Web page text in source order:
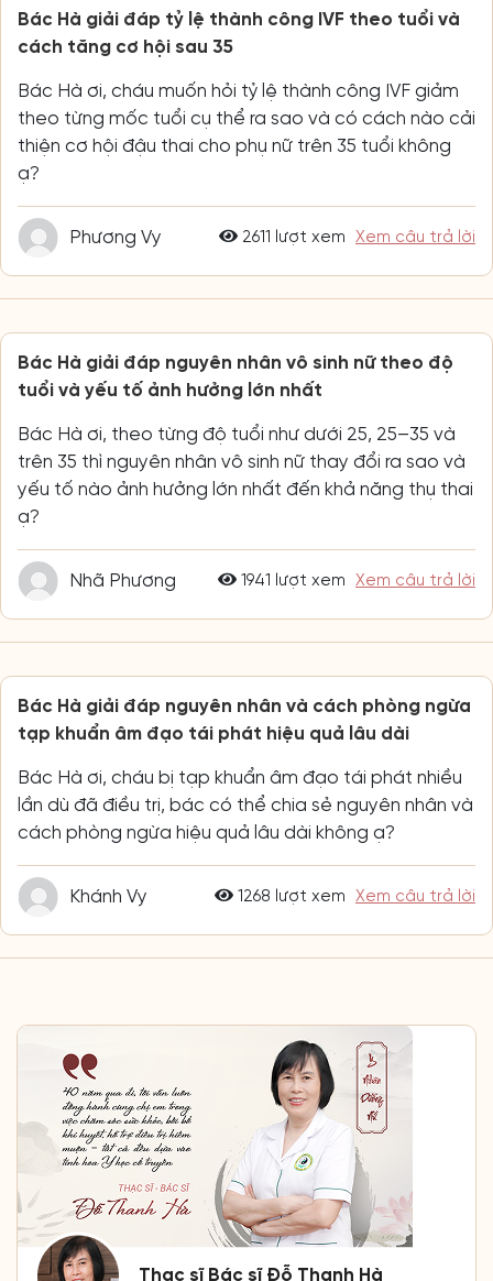
Bác Hà giải đáp tỷ lệ thành công IVF theo tuổi và
cách tăng cơ hội sau 35
Bác Hà ơi, cháu muốn hỏi tỷ lệ thành công IVF giảm
theo từng mốc tuổi cụ thể ra sao và có cách nào cải
thiện cơ hội đậu thai cho phụ nữ trên 35 tuổi không
ạ?
Phương Vy 2611 lượt xem Xem câu trả lời
Bác Hà giải đáp nguyên nhân vô sinh nữ theo độ
tuổi và yếu tố ảnh hưởng lớn nhất
Bác Hà ơi, theo từng độ tuổi như dưới 25, 25–35 và
trên 35 thì nguyên nhân vô sinh nữ thay đổi ra sao và
yếu tố nào ảnh hưởng lớn nhất đến khả năng thụ thai
ạ?
Nhã Phương 1941 lượt xem Xem câu trả lời
Bác Hà giải đáp nguyên nhân và cách phòng ngừa
tạp khuẩn âm đạo tái phát hiệu quả lâu dài
Bác Hà ơi, cháu bị tạp khuẩn âm đạo tái phát nhiều
lần dù đã điều trị, bác có thể chia sẻ nguyên nhân và
cách phòng ngừa hiệu quả lâu dài không ạ?
Khánh Vy 1268 lượt xem Xem câu trả lời
Thạc sĩ Bác sĩ Đỗ Thanh Hà